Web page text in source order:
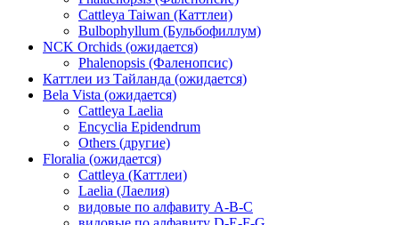
Cattleya Taiwan (Каттлеи)
Bulbophyllum (Бульбофиллум)
NCK Orchids (ожидается)
Phalenopsis (Фаленопсис)
Каттлеи из Тайланда (ожидается)
Bela Vista (ожидается)
Cattleya Laelia
Encyclia Epidendrum
Others (другие)
Floralia (ожидается)
Cattleya (Каттлеи)
Laelia (Лаелия)
видовые по алфавиту A-B-C